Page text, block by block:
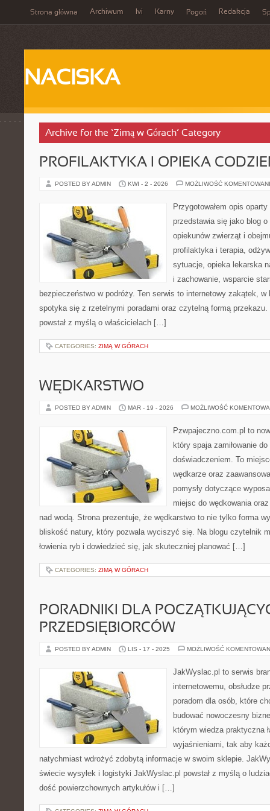
Strona główna Archiwum Ivi Karny Pogoń Redakcja
NACISKA
Archive for the ‘Zimą w Górach’ Category
PROFILAKTYKA I OPIEKA
POSTED BY ADMIN KWI - 2 - 2026 MOŻLIWOŚĆ
Przygotowałem opis
przedstawia się jako blog
opiekunów zwierząt i
profilaktyka i terapia,
sytuacje, opieka lekarska
i zachowanie, wsparcie
bezpieczeństwo w podróży. Ten serwis to internetowy zakątek,
spotyka się z rzetelnymi poradami oraz czytelną formą
powstał z myślą o właścicielach […]
CATEGORIES: ZIMĄ W GÓRACH
WĘDKARSTWO
POSTED BY ADMIN MAR - 19 - 2026 MOŻLIWOŚĆ
Pzwpajeczno.com.pl to
który spaja zamiłowanie
doświadczeniem. To
wędkarze oraz
pomysły dotyczące
miejsc do wędkowania
nad wodą. Strona prezentuje, że wędkarstwo to nie tylko forma
bliskość natury, który pozwala wyciszyć się. Na blogu czytelnik
łowienia ryb i dowiedzieć się, jak skuteczniej planować […]
CATEGORIES: ZIMĄ W GÓRACH
PORADNIKI DLA
PRZEDSIĘBIORCÓW
POSTED BY ADMIN LIS - 17 - 2025 MOŻLIWOŚĆ
JakWyslac.pl to serwis
internetowemu, obsłudze
poradom dla osób, które
budować nowoczesny
którym wiedza praktyczna
wyjaśnieniami, tak aby
natychmiast wdrożyć zdobytą informacje w swoim sklepie.
świecie wysyłek i logistyki JakWyslac.pl powstał z myślą o
dość powierzchownych artykułów i […]